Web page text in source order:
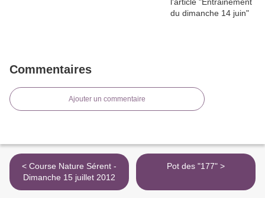
Commentaires
Ajouter un commentaire
< Course Nature Sérent -
Dimanche 15 juillet 2012
Pot des "177" >